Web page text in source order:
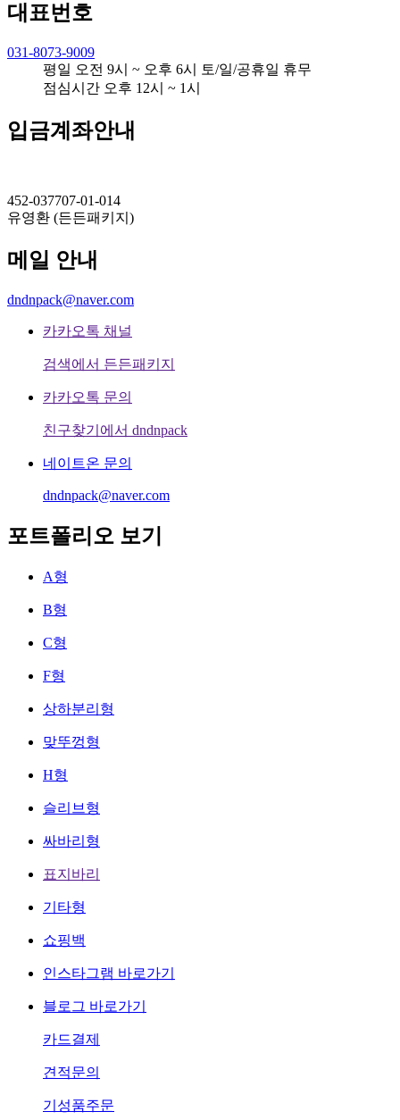
대표번호
031-8073-9009
평일 오전 9시 ~ 오후 6시 토/일/공휴일 휴무
점심시간 오후 12시 ~ 1시
입금계좌안내
452-037707-01-014
유영환 (든든패키지)
메일 안내
dndnpack@naver.com
카카오톡 채널
검색에서 든든패키지
카카오톡 문의
친구찾기에서 dndnpack
네이트온 문의
dndnpack@naver.com
포트폴리오 보기
A형
B형
C형
F형
상하분리형
맞뚜껑형
H형
슬리브형
싸바리형
표지바리
기타형
쇼핑백
인스타그램 바로가기
블로그 바로가기
카드결제
견적문의
기성품주문